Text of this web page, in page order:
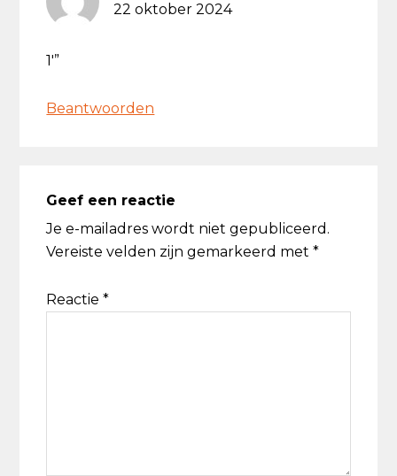
22 oktober 2024
1′”
Beantwoorden
Geef een reactie
Je e-mailadres wordt niet gepubliceerd.
Vereiste velden zijn gemarkeerd met*
Reactie*